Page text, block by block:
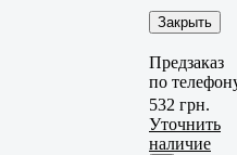
Закрыть
Предзаказ
по
532 грн.
Уточнить
наличие